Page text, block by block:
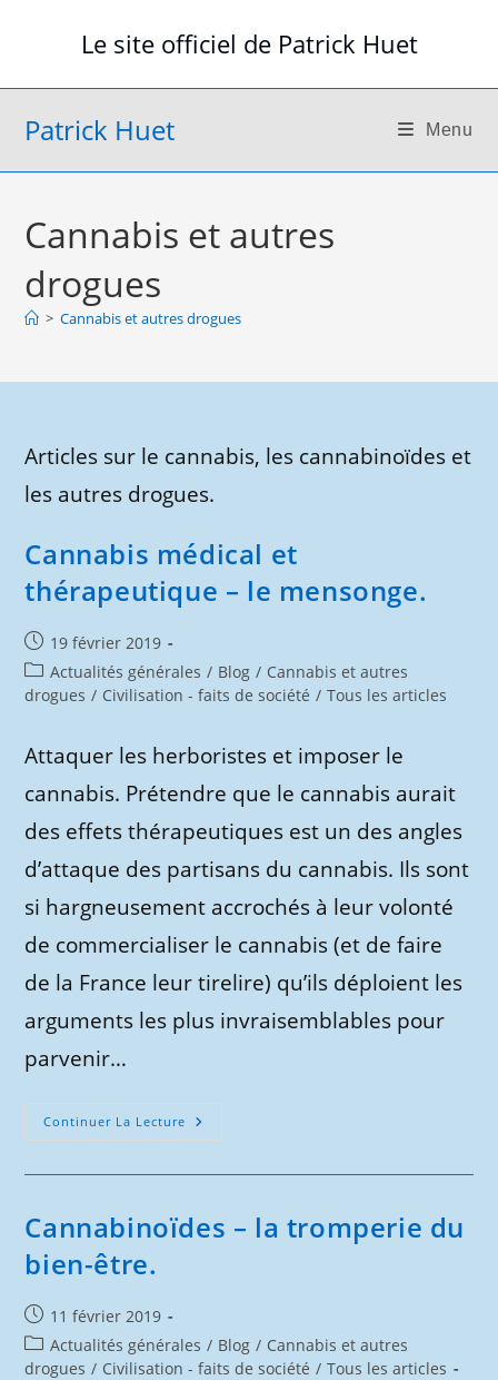
Le site officiel de Patrick Huet
Patrick Huet Menu
Cannabis et autres
drogues
> Cannabis et autres drogues
Articles sur le cannabis, les cannabinoïdes et
les autres drogues.
Cannabis médical et
thérapeutique – le mensonge.
Publication
publiée :
19 février 2019
Post
category:
Actualités générales / Blog / Cannabis et autres
drogues / Civilisation - faits de société / Tous les articles
Attaquer les herboristes et imposer le
cannabis. Prétendre que le cannabis aurait
des effets thérapeutiques est un des angles
d’attaque des partisans du cannabis. Ils sont
si hargneusement accrochés à leur volonté
de commercialiser le cannabis (et de faire
de la France leur tirelire) qu’ils déploient les
arguments les plus invraisemblables pour
parvenir…
Continuer La Lecture Cannabis
Médical
Mensonge.
Cannabinoïdes – la tromperie du
bien-être.
Publication
publiée :
11 février 2019
Post
category:
Actualités générales / Blog / Cannabis et autres
drogues / Civilisation - faits de société / Tous les articles